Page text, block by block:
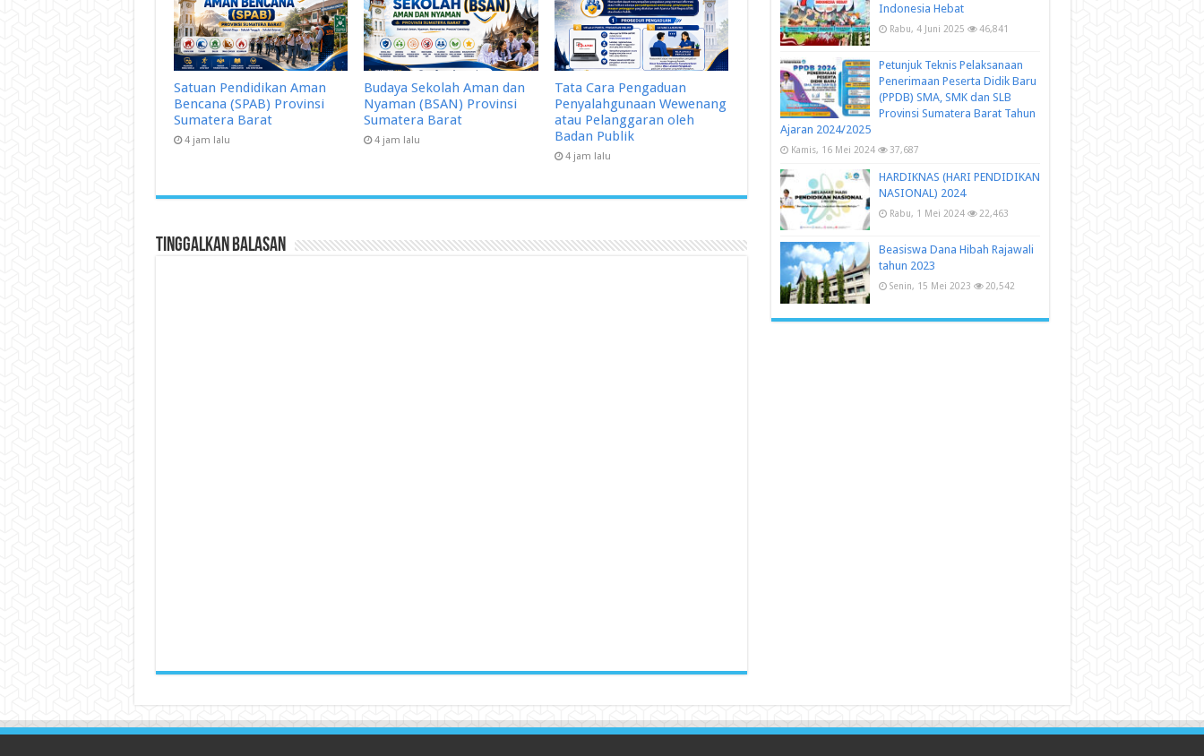
Satuan Pendidikan Aman
Bencana (SPAB) Provinsi
Sumatera Barat
4 jam lalu
Budaya Sekolah Aman dan
Nyaman (BSAN) Provinsi
Sumatera Barat
4 jam lalu
Tata Cara Pengaduan
Penyalahgunaan Wewenang
atau Pelanggaran oleh
Badan Publik
4 jam lalu
Tinggalkan Balasan
Indonesia Hebat
Rabu, 4 Juni 2025 46,841
Petunjuk Teknis Pelaksanaan
Penerimaan Peserta Didik Baru
(PPDB) SMA, SMK dan SLB
Provinsi Sumatera Barat Tahun
Ajaran 2024/2025
Kamis, 16 Mei 2024 37,687
HARDIKNAS (HARI PENDIDIKAN
NASIONAL) 2024
Rabu, 1 Mei 2024 22,463
Beasiswa Dana Hibah Rajawali
tahun 2023
Senin, 15 Mei 2023 20,542